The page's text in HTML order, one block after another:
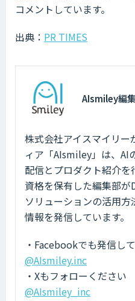
コメントしています。
出典： PR TIMES
AIsmiley編
株式会社アイスマイリ
ィア「AIsmiley」は、AI
配信とプロダクト紹介を
資格を保有した編集部
ソリューションの活用
情報を発信しています。
・Facebookでも発信し
@AIsmiley.inc
・Xもフォローください
@AIsmiley_inc